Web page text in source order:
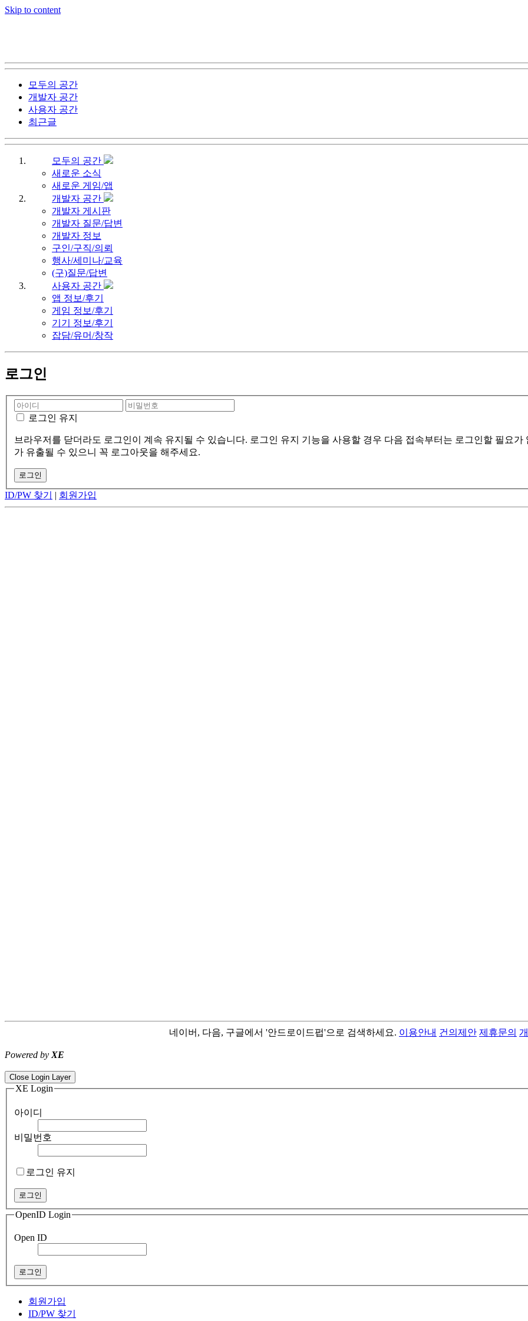
Skip to content
모두의 공간
개발자 공간
사용자 공간
최근글
모두의 공간
새로운 소식
새로운 게임/앱
개발자 공간
개발자 게시판
개발자 질문/답변
개발자 정보
구인/구직/의뢰
행사/세미나/교육
(구)질문/답변
사용자 공간
앱 정보/후기
게임 정보/후기
기기 정보/후기
잡담/유머/창작
로그인
로그인 유지
브라우저를 닫더라도 로그인이 계속 유지될 수 있습니다. 로그인 유지 기능을 사용할 경우 다음 접속부터는 로그인할 필요
가 유출될 수 있으니 꼭 로그아웃을 해주세요.
ID/PW 찾기 | 회원가입
네이버, 다음, 구글에서 '안드로이드펍'으로 검색하세요. 이용안내 건의제안 제휴문의
Powered by XE
Close Login Layer
XE Login
아이디
비밀번호
로그인 유지
OpenID Login
Open ID
회원가입
ID/PW 찾기